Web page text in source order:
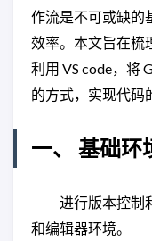
作流是不可或缺的
效率。本文旨在梳
利用 VS code，将
的方式，实现代码
一、 基础环
进行版本控制
和编辑器环境。